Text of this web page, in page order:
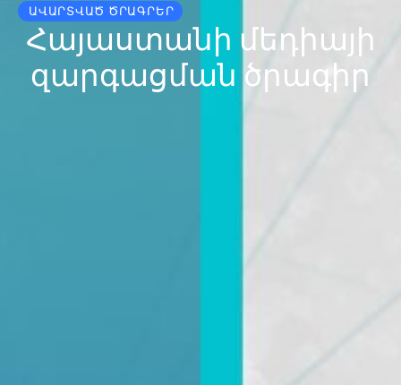
ԱՎԱՐՏՎԱԾ ԾՐԱԳՐԵՐ
Հայաստանի մեդիայի
զարգացման ծրագիր